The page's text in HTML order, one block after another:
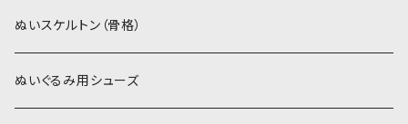
スキンカラー生地
カーリーベルボア
白系
スキンカラー系
白系
ステッチカラー
ミニワッペン
ぬいスケルトン（骨格）
ぬいぐるみ用シューズ